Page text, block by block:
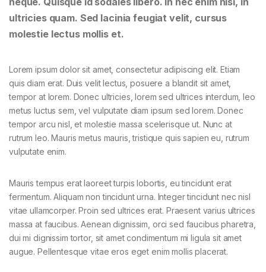
ultricies quam. Sed lacinia feugiat velit, cursus
molestie lectus mollis et.
Lorem ipsum dolor sit amet, consectetur adipiscing elit. Etiam
quis diam erat. Duis velit lectus, posuere a blandit sit amet,
tempor at lorem. Donec ultricies, lorem sed ultrices interdum, leo
metus luctus sem, vel vulputate diam ipsum sed lorem. Donec
tempor arcu nisl, et molestie massa scelerisque ut. Nunc at
rutrum leo. Mauris metus mauris, tristique quis sapien eu, rutrum
vulputate enim.
Mauris tempus erat laoreet turpis lobortis, eu tincidunt erat
fermentum. Aliquam non tincidunt urna. Integer tincidunt nec nisl
vitae ullamcorper. Proin sed ultrices erat. Praesent varius ultrices
massa at faucibus. Aenean dignissim, orci sed faucibus pharetra,
dui mi dignissim tortor, sit amet condimentum mi ligula sit amet
augue. Pellentesque vitae eros eget enim mollis placerat.